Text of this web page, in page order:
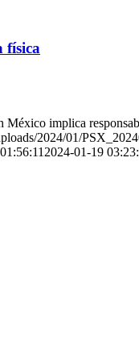
física
México implica
2024/01/
2024-01-19